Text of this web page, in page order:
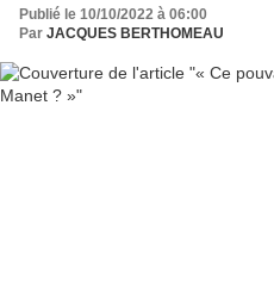
Publié le 10/10/2022 à 06:00
Par JACQUES BERTHOMEAU